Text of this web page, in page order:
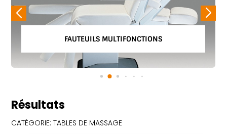
FAUTEUILS MULTIFONCTIONS
Résultats
CATÉGORIE: TABLES DE MASSAGE